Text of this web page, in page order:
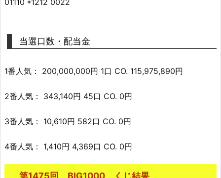
01110 *1212 0022
当選口数・配当金
1番人気： 200,000,000円 1口 CO. 115,975,890円
2番人気： 343,140円 45口 CO. 0円
3番人気： 10,610円 582口 CO. 0円
4番人気： 1,410円 4,369口 CO. 0円